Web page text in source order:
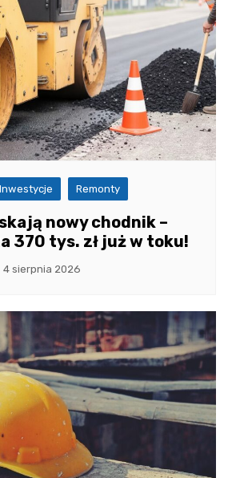
Inwestycje Remonty
nowy chodnik –
370 tys. zł już w toku!
4 sierpnia 2026